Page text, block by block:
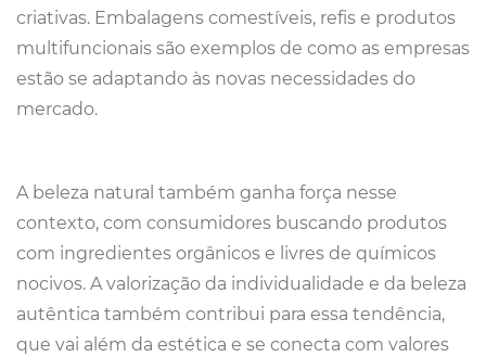
criativas. Embalagens comestíveis, refis e produtos
multifuncionais são exemplos de como as empresas
estão se adaptando às novas necessidades do
mercado.
A beleza natural também ganha força nesse
contexto, com consumidores buscando produtos
com ingredientes orgânicos e livres de químicos
nocivos. A valorização da individualidade e da beleza
autêntica também contribui para essa tendência,
que vai além da estética e se conecta com valores